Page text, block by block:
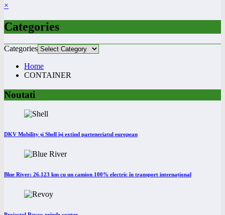
×
Categories
Categories
Home
CONTAINER
Noutati
DKV Mobility și Shell își extind parteneriatul european
Blue River: 26.123 km cu un camion 100% electric în transport internațional